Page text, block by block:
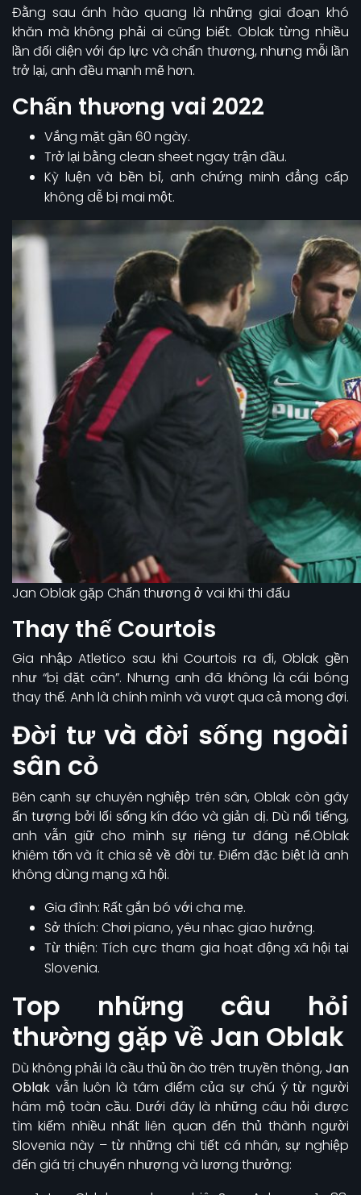
Đằng sau ánh hào quang là những giai đoạn khó
khăn mà không phải ai cũng biết. Oblak từng nhiều
lần đối diện với áp lực và chấn thương, nhưng mỗi lần
trở lại, anh đều mạnh mẽ hơn.
Chấn thương vai 2022
Vắng mặt gần 60 ngày.
Trở lại bằng clean sheet ngay trận đầu.
Kỳ luện và bền bỉ, anh chứng minh đẳng cấp
không dễ bị mai một.
Jan Oblak gặp Chấn thương ở vai khi thi đấu
Thay thế Courtois
Gia nhập Atletico sau khi Courtois ra đi, Oblak gền
như “bị đặt cân”. Nhưng anh đã không là cái bóng
thay thế. Anh là chính mình và vượt qua cả mong đợi.
Đời tư và đời sống ngoài
sân cỏ
Bên cạnh sự chuyên nghiệp trên sân, Oblak còn gây
ấn tượng bởi lối sống kín đáo và giản dị. Dù nổi tiếng,
anh vẫn giữ cho mình sự riêng tư đáng nể.Oblak
khiêm tốn và ít chia sẻ về đời tư. Điểm đặc biệt là anh
không dùng mạng xã hội.
Gia đình: Rất gắn bó với cha mẹ.
Sở thích: Chơi piano, yêu nhạc giao hưởng.
Từ thiện: Tích cực tham gia hoạt động xã hội tại
Slovenia.
Top những câu hỏi
thường gặp về Jan Oblak
Dù không phải là cầu thủ ồn ào trên truyền thông,Jan
Oblak vẫn luôn là tâm điểm của sự chú ý từ người
hâm mộ toàn cầu. Dưới đây là những câu hỏi được
tìm kiếm nhiều nhất liên quan đến thủ thành người
Slovenia này – từ những chi tiết cá nhân, sự nghiệp
đến giá trị chuyển nhượng và lương thưởng: